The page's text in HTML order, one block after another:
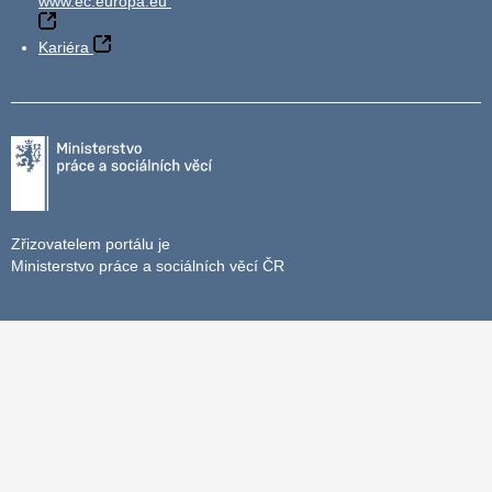
Kariéra
Zřizovatelem portálu je
Ministerstvo práce a sociálních věcí ČR